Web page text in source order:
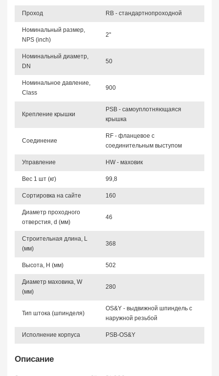
Проход RB - стандартнопроходной
Номинальный размер,
NPS (inch)
2"
Номинальный диаметр,
DN
50
Номинальное давление,
Class
900
Крепление крышки
PSB - самоуплотняющаяся
крышка
Соединение
RF - фланцевое с
соединительным выступом
Управление HW - маховик
Вес 1 шт (кг) 99,8
Сортировка на сайте 160
Диаметр проходного
отверстия, d (мм)
46
Строительная длина, L
(мм)
368
Высота, Н (мм) 502
Диаметр маховика, W
(мм)
280
Тип штока (шпинделя)
OS&Y - выдвижной шпиндель с
наружной резьбой
Исполнение корпуса PSB-OS&Y
Описание